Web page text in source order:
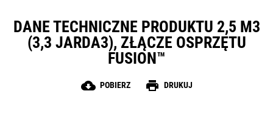
DANE TECHNICZNE PRODUKTU 2,5 M3
(3,3 JARDA3), ZŁĄCZE OSPRZĘTU
FUSION™
cloud_download POBIERZ print DRUKUJ